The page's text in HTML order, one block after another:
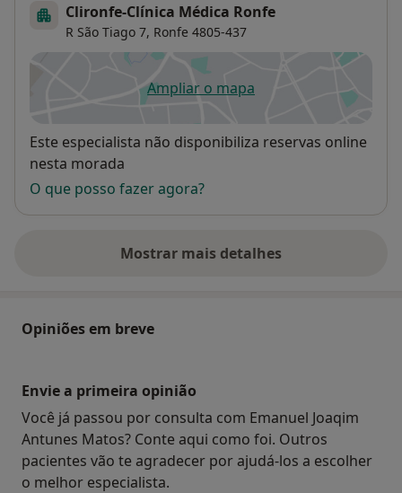
Clironfe-Clínica Médica Ronfe
R São Tiago 7, Ronfe 4805-437
Ampliar o mapaabre num novo separador
Disponibilidade
Este especialista não disponibiliza reservas online
nesta morada
O que posso fazer agora?
Mostrar mais detalhes
sobre o endereço
Opiniões em breve
Envie a primeira opinião
Você já passou por consulta com Emanuel Joaqim
Antunes Matos? Conte aqui como foi. Outros
pacientes vão te agradecer por ajudá-los a escolher
o melhor especialista.